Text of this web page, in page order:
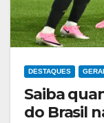
DESTAQUES
Saiba
do Brasil